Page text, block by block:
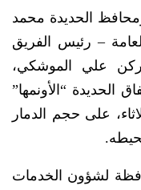
الحديدة محمد
– رئيس الفريق
علي الموشكي،
الحديدة “الأونمها”
على حجم الدمار
لشؤون الخدمات